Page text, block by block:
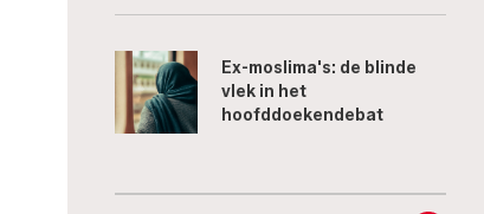
Ex-moslima's: de blinde
vlek in het
hoofddoekendebat